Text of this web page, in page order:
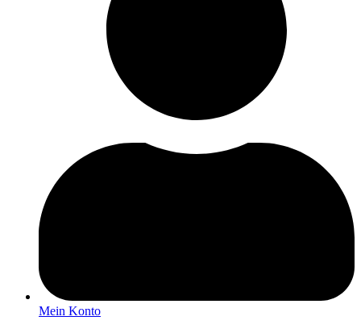
Mein Konto